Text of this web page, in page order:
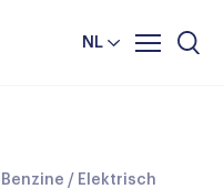
NL
Benzine / Elektrisch